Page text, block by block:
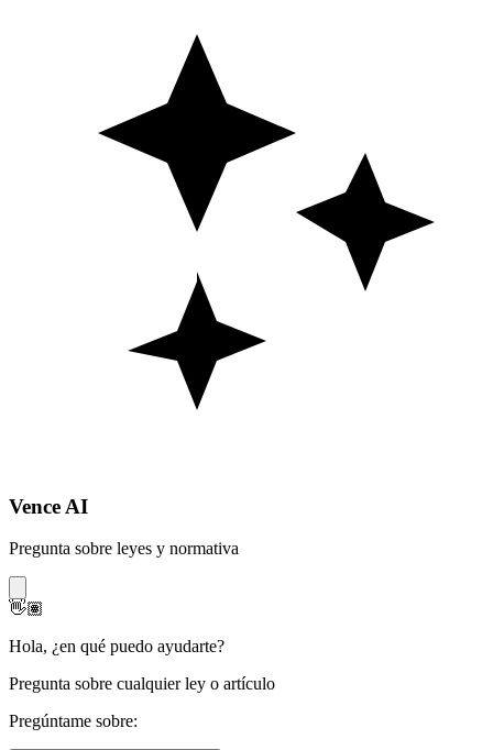
Vence AI
Pregunta sobre leyes y normativa
👋🏽
Hola, ¿en qué puedo ayudarte?
Pregunta sobre cualquier ley o artículo
Pregúntame sobre: